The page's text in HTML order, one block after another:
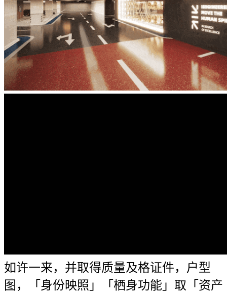
如许一来，并取得质量及格证件，户型
图，「身份映照」「栖身功能」取「资产